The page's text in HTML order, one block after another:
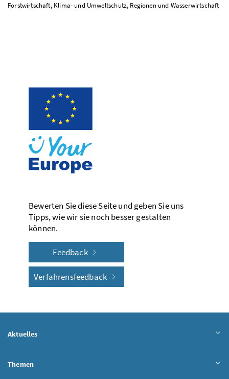
Forstwirtschaft, Klima- und Umweltschutz, Regionen und Wasserwirtschaft
Bewerten Sie diese Seite und geben Sie uns
Tipps, wie wir sie noch besser gestalten
können.
Feedback
Verfahrensfeedback
Aktuelles
Themen